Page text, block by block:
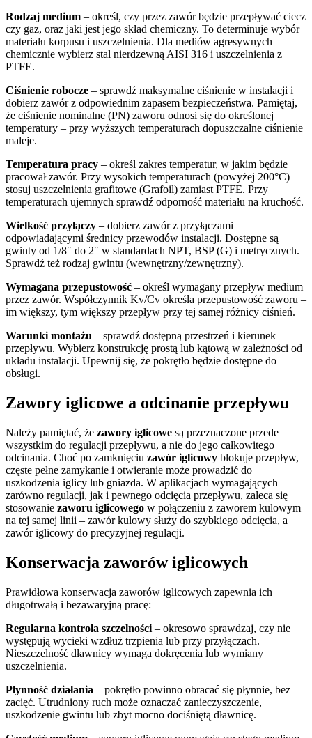
Rodzaj medium – określ, czy przez zawór będzie przepływać ciecz
czy gaz, oraz jaki jest jego skład chemiczny. To determinuje wybór
materiału korpusu i uszczelnienia. Dla mediów agresywnych
chemicznie wybierz stal nierdzewną AISI 316 i uszczelnienia z
PTFE.
Ciśnienie robocze – sprawdź maksymalne ciśnienie w instalacji i
dobierz zawór z odpowiednim zapasem bezpieczeństwa. Pamiętaj,
że ciśnienie nominalne (PN) zaworu odnosi się do określonej
temperatury – przy wyższych temperaturach dopuszczalne ciśnienie
maleje.
Temperatura pracy – określ zakres temperatur, w jakim będzie
pracował zawór. Przy wysokich temperaturach (powyżej 200°C)
stosuj uszczelnienia grafitowe (Grafoil) zamiast PTFE. Przy
temperaturach ujemnych sprawdź odporność materiału na kruchość.
Wielkość przyłączy – dobierz zawór z przyłączami
odpowiadającymi średnicy przewodów instalacji. Dostępne są
gwinty od 1/8″ do 2″ w standardach NPT, BSP (G) i metrycznych.
Sprawdź też rodzaj gwintu (wewnętrzny/zewnętrzny).
Wymagana przepustowość – określ wymagany przepływ medium
przez zawór. Współczynnik Kv/Cv określa przepustowość zaworu –
im większy, tym większy przepływ przy tej samej różnicy ciśnień.
Warunki montażu – sprawdź dostępną przestrzeń i kierunek
przepływu. Wybierz konstrukcję prostą lub kątową w zależności od
układu instalacji. Upewnij się, że pokrętło będzie dostępne do
obsługi.
Zawory iglicowe a odcinanie przepływu
Należy pamiętać, że zawory iglicowe są przeznaczone przede
wszystkim do regulacji przepływu, a nie do jego całkowitego
odcinania. Choć po zamknięciu zawór iglicowy blokuje przepływ,
częste pełne zamykanie i otwieranie może prowadzić do
uszkodzenia iglicy lub gniazda. W aplikacjach wymagających
zarówno regulacji, jak i pewnego odcięcia przepływu, zaleca się
stosowanie zaworu iglicowego w połączeniu z zaworem kulowym
na tej samej linii – zawór kulowy służy do szybkiego odcięcia, a
zawór iglicowy do precyzyjnej regulacji.
Konserwacja zaworów iglicowych
Prawidłowa konserwacja zaworów iglicowych zapewnia ich
długotrwałą i bezawaryjną pracę:
Regularna kontrola szczelności – okresowo sprawdzaj, czy nie
występują wycieki wzdłuż trzpienia lub przy przyłączach.
Nieszczelność dławnicy wymaga dokręcenia lub wymiany
uszczelnienia.
Płynność działania – pokrętło powinno obracać się płynnie, bez
zacięć. Utrudniony ruch może oznaczać zanieczyszczenie,
uszkodzenie gwintu lub zbyt mocno dociśniętą dławnicę.